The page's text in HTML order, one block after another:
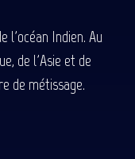
l'océan Indien. Au
de l'Asie et de
de métissage.